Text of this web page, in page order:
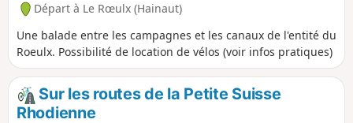
Départ à Le Rœulx (Hainaut)
Une balade entre les campagnes et les canaux de l'entité du
Roeulx. Possibilité de location de vélos (voir infos pratiques)
Sur les routes de la Petite Suisse
Rhodienne